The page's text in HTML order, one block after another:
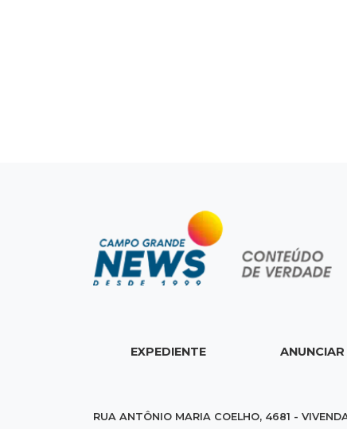
EXPEDIENTE ANUNCIAR
RUA ANTÔNIO MARIA COELHO, 4681 -